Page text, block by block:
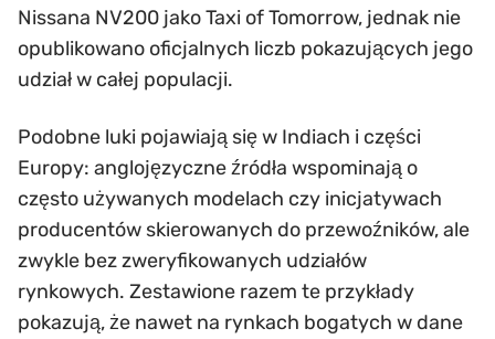
Nissana NV200 jako Taxi of Tomorrow, jednak nie
opublikowano oficjalnych liczb pokazujących jego
udział w całej populacji.
Podobne luki pojawiają się w Indiach i części
Europy: anglojęzyczne źródła wspominają o
często używanych modelach czy inicjatywach
producentów skierowanych do przewoźników, ale
zwykle bez zweryfikowanych udziałów
rynkowych. Zestawione razem te przykłady
pokazują, że nawet na rynkach bogatych w dane